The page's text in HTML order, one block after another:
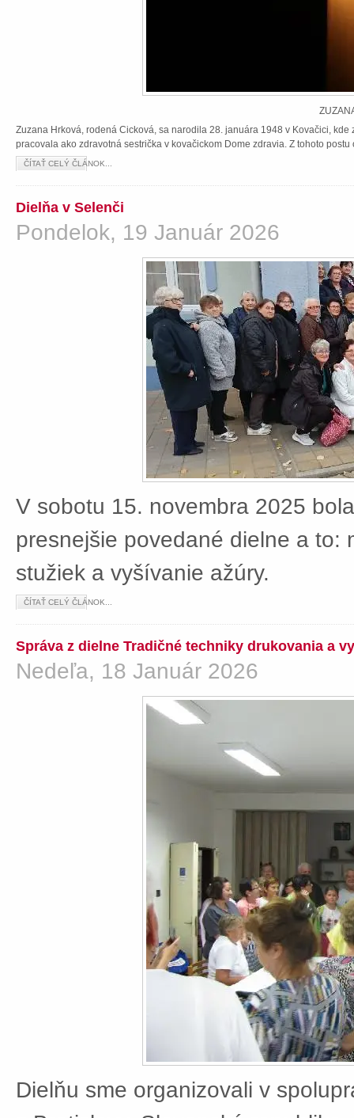
Zuzana Hrková, rodená Cicková, sa narodila 28. januára 1948 v Kovačici,
pracovala ako zdravotná sestrička v kovačickom Dome zdravia. Z tohoto
ČÍTAŤ CELÝ ČLÁNOK...
Dielňa v Selenči
Pondelok, 19 Január 2026
V sobotu 15. novembra 2025
presnejšie povedané dielne a to:
stužiek a vyšívanie ažúry.
ČÍTAŤ CELÝ ČLÁNOK...
Správa z dielne Tradičné techniky drukovania a
Nedeľa, 18 Január 2026
Dielňu sme organizovali v